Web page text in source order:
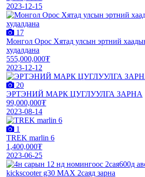
2023-12-15
17
Монгол Орос Хятад улсын эртний
худалдана
555,000,000₮
2023-12-12
20
ЭРТЭНИЙ МАРК ЦУГЛУУЛГА ЗАРНА
99,000,000₮
2023-08-14
1
TREK marlin 6
1,400,000₮
2023-06-25